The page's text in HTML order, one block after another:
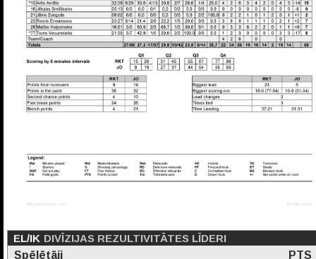
EL/IK DIVĪZIJAS REZULTIVITĀTES LĪDERI
Spēlētāji
PTS